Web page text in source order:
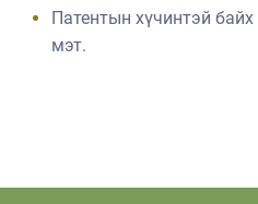
Патентын хүчинтэй байх
мэт.